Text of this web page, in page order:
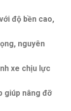
độ bền cao,
nguyên
xe chịu lực
giúp nâng đỡ